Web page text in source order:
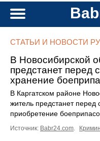
СТАТЬИ И НОВОСТИ
В Новосибирской
предстанет перед
хранение
В Каргатском районе
житель предстанет перед
приобретение
Источник: Babr24.com.